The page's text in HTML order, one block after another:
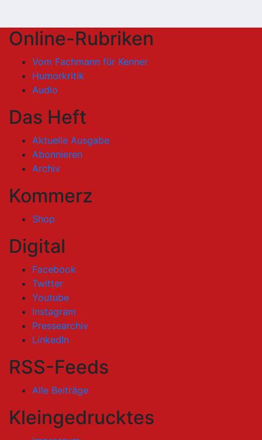
Online-Rubriken
Vom Fachmann für Kenner
Humorkritik
Audio
Das Heft
Aktuelle Ausgabe
Abonnieren
Archiv
Kommerz
Shop
Digital
Facebook
Twitter
Youtube
Instagram
Pressearchiv
LinkedIn
RSS-Feeds
Alle Beiträge
Kleingedrucktes